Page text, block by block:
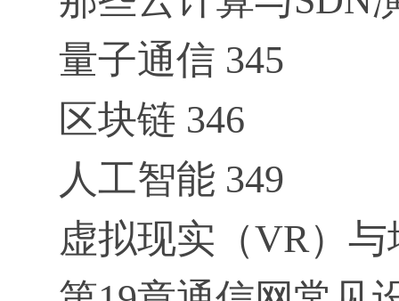
量子通信 345
区块链 346
人工智能 349
虚拟现实（VR）